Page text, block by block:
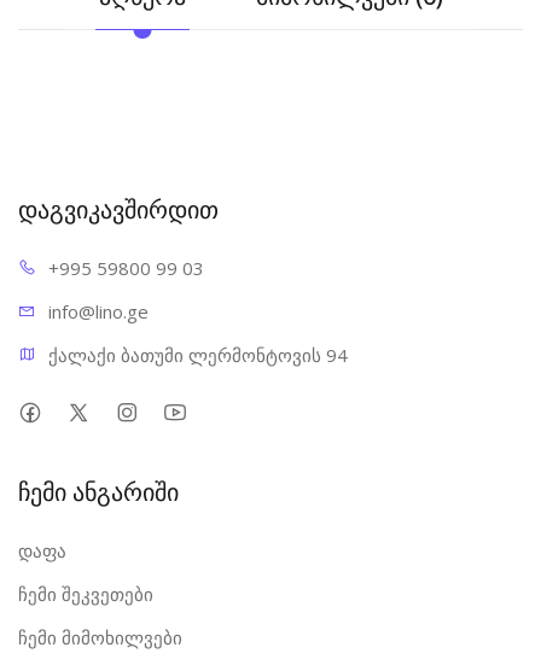
დაგვიკავშირდით
+995 59800 99 03
info@lino.ge
ქალაქი ბათუმი ლერმონტოვის 94
ჩემი ანგარიში
დაფა
ჩემი შეკვეთები
ჩემი მიმოხილვები